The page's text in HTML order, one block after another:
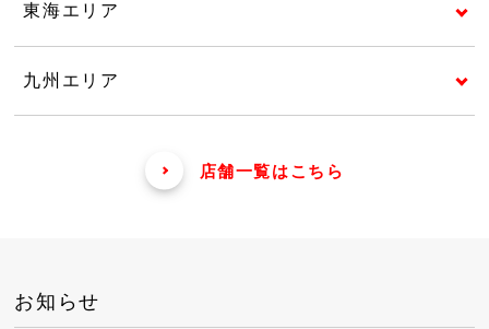
東海エリア
九州エリア
店舗一覧はこちら
お知らせ